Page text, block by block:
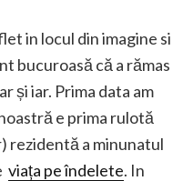
in locul din imagine si
bucuroasă că a rămas
și iar. Prima data am
e prima rulotă
rezidentă a minunatul
viața pe îndelete. In